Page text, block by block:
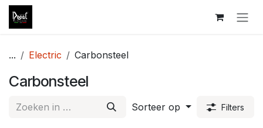
Overslaan naar inhoud
... Electric Carbonsteel
Carbonsteel
Sorteer op Filters